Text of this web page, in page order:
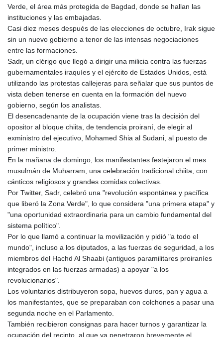
Verde, el área más protegida de Bagdad, donde se hallan las
instituciones y las embajadas.
Casi diez meses después de las elecciones de octubre, Irak sigue
sin un nuevo gobierno a tenor de las intensas negociaciones
entre las formaciones.
Sadr, un clérigo que llegó a dirigir una milicia contra las fuerzas
gubernamentales iraquíes y el ejército de Estados Unidos, está
utilizando las protestas callejeras para señalar que sus puntos de
vista deben tenerse en cuenta en la formación del nuevo
gobierno, según los analistas.
El desencadenante de la ocupación viene tras la decisión del
opositor al bloque chiita, de tendencia proiraní, de elegir al
exministro del ejecutivo, Mohamed Shia al Sudani, al puesto de
primer ministro.
En la mañana de domingo, los manifestantes festejaron el mes
musulmán de Muharram, una celebración tradicional chiita, con
cánticos religiosos y grandes comidas colectivas.
Por Twitter, Sadr, celebró una "revolución espontánea y pacífica
que liberó la Zona Verde", lo que considera "una primera etapa" y
"una oportunidad extraordinaria para un cambio fundamental del
sistema político".
Por lo que llamó a continuar la movilización y pidió "a todo el
mundo", incluso a los diputados, a las fuerzas de seguridad, a los
miembros del Hachd Al Shaabi (antiguos paramilitares proiraníes
integrados en las fuerzas armadas) a apoyar "a los
revolucionarios".
Los voluntarios distribuyeron sopa, huevos duros, pan y agua a
los manifestantes, que se preparaban con colchones a pasar una
segunda noche en el Parlamento.
También recibieron consignas para hacer turnos y garantizar la
ocupación del recinto, al que ya penetraron brevemente el